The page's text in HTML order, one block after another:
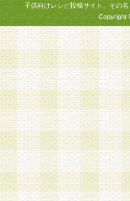
子供向けレシピ投稿サイト、その
Copyright